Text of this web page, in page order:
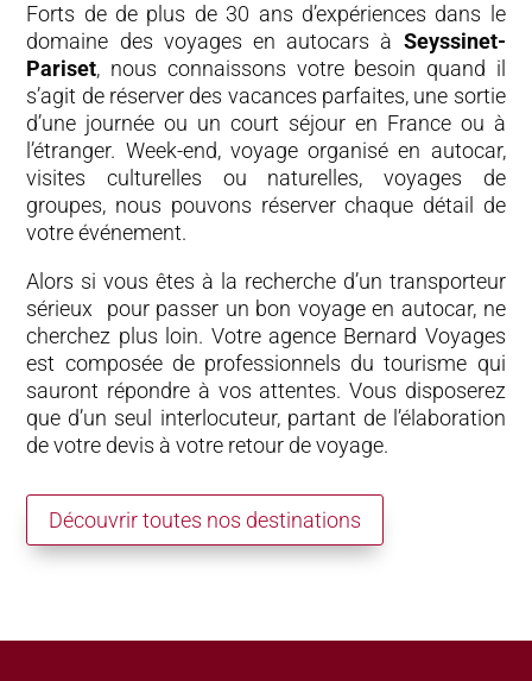
Forts de de plus de 30 ans d’expériences dans le
domaine des voyages en autocars à Seyssinet-
Pariset, nous connaissons votre besoin quand il
s’agit de réserver des vacances parfaites, une sortie
d’une journée ou un court séjour en France ou à
l’étranger. Week-end, voyage organisé en autocar,
visites culturelles ou naturelles, voyages de
groupes, nous pouvons réserver chaque détail de
votre événement.
Alors si vous êtes à la recherche d’un transporteur
sérieux pour passer un bon voyage en autocar, ne
cherchez plus loin. Votre agence Bernard Voyages
est composée de professionnels du tourisme qui
sauront répondre à vos attentes. Vous disposerez
que d’un seul interlocuteur, partant de l’élaboration
de votre devis à votre retour de voyage.
Découvrir toutes nos destinations